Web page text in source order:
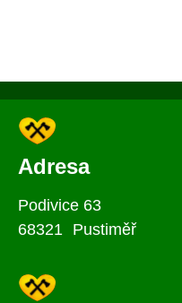
Adresa
Podivice 63
68321 Pustiměř